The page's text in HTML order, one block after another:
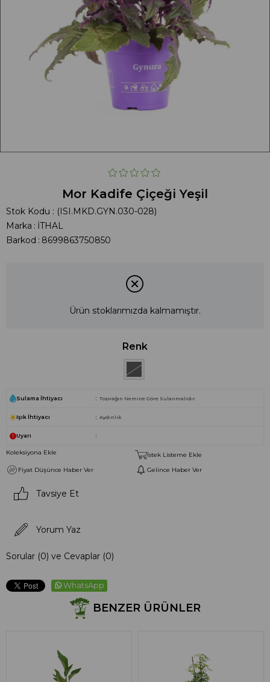
Mor Kadife Çiçeği Yeşil
Stok Kodu
(ISI.MKD.GYN.030-028)
Marka : İTHAL
Barkod : 8699863750850
Ürün stoklarımızda kalmamıştır.
Renk
Sulama İhtiyacı Toprağın Nemine Göre Sulanmalıdır
Işık İhtiyacı Aydınlık
Uyarı
Koleksiyona Ekle
İstek Listeme Ekle
Fiyat Düşünce Haber Ver
Gelince Haber Ver
Tavsiye Et
Yorum Yaz
Sorular (0) ve Cevaplar (0)
WhatsApp
BENZER ÜRÜNLER